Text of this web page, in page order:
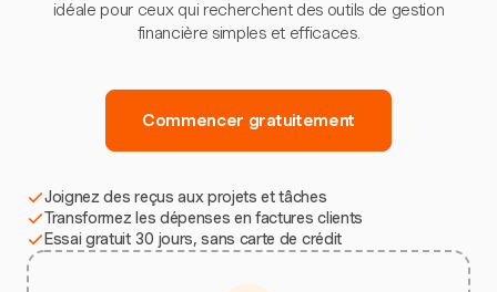
idéale pour ceux qui recherchent des outils de gestion
financière simples et efficaces.
Commencer gratuitement
Joignez des reçus aux projets et tâches
Transformez les dépenses en factures clients
Essai gratuit 30 jours, sans carte de crédit